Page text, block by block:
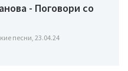
- Поговори со
песни, 23.04.24